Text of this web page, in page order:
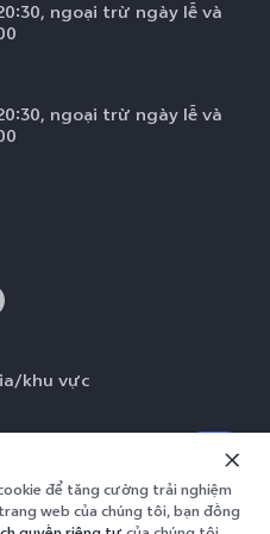
vivo
ngoại trừ ngày lễ và
ngoại trừ ngày lễ và
khu vực
Co., Ltd. Bảo lưu toàn quyền.
Chính sách cookie |
giao dịch
để tăng cường trải nghiệm
web của chúng tôi, bạn đồng